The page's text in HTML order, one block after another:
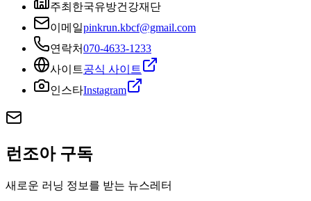
주최 한국유방건강재단
이메일pinkrun.kbcf@gmail.com
연락처070-4633-1233
사이트공식 사이트
인스타Instagram
런조아 구독
새로운 러닝 정보를 받는 뉴스레터